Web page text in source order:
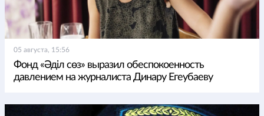
05 августа, 15:56
Фонд «Әділ сөз» выразил обеспокоенность
давлением на журналиста Динару Егеубаеву